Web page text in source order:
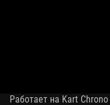
Работает на Kart Chrono